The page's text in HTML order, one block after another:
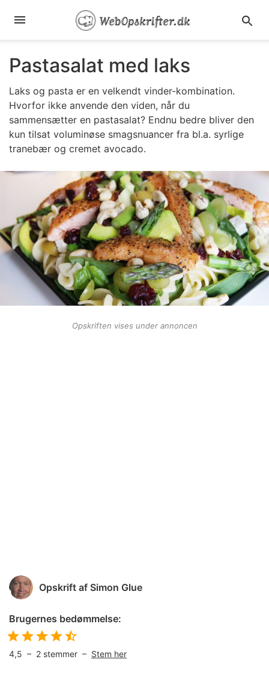
Pastasalat med laks
Laks og pasta er en velkendt vinder-kombination.
Hvorfor ikke anvende den viden, når du
sammensætter en pastasalat? Endnu bedre bliver den
kun tilsat voluminøse smagsnuancer fra bl.a. syrlige
tranebær og cremet avocado.
Opskriften vises under annoncen
Opskrift af Simon Glue
Brugernes bedømmelse:
4,5 – 2 stemmer – Stem her